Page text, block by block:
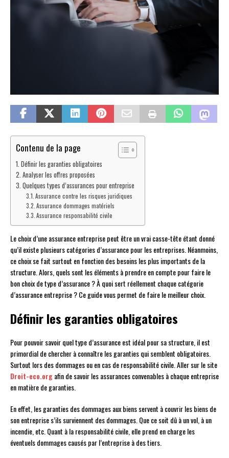
Contenu de la page
Définir les garanties obligatoires
Analyser les offres proposées
Quelques types d’assurances pour entreprise
Assurance contre les risques juridiques
Assurance dommages matériels
Assurance responsabilité civile
Le choix d’une assurance entreprise peut être un vrai casse-tête étant donné
qu’il existe plusieurs catégories d’assurance pour les entreprises. Néanmoins,
ce choix se fait surtout en fonction des besoins les plus importants de la
structure. Alors, quels sont les éléments à prendre en compte pour faire le
bon choix de type d’assurance ? À quoi sert réellement chaque catégorie
d’assurance entreprise ? Ce guide vous permet de faire le meilleur choix.
Définir les garanties obligatoires
Pour pouvoir savoir quel type d’assurance est idéal pour sa structure, il est
primordial de chercher à connaître les garanties qui semblent obligatoires.
Surtout lors des dommages ou en cas de responsabilité civile. Aller sur le site
Droit-eco.orgafin de savoir les assurances convenables à chaque entreprise
en matière de garanties.
En effet, les garanties des dommages aux biens servent à couvrir les biens de
son entreprise s’ils surviennent des dommages. Que ce soit dû à un vol, à un
incendie, etc. Quant à la responsabilité civile, elle prend en charge les
éventuels dommages causés par l’entreprise à des tiers.